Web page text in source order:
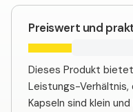
Preiswert und
Dieses Produkt
Leistungs-
Kapseln sind klein